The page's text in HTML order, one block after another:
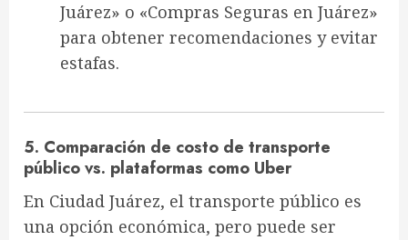
Juárez» o «Compras Seguras en Juárez»
para obtener recomendaciones y evitar
estafas.
5. Comparación de costo de transporte
público vs. plataformas como Uber
En Ciudad Juárez, el transporte público es
una opción económica, pero puede ser